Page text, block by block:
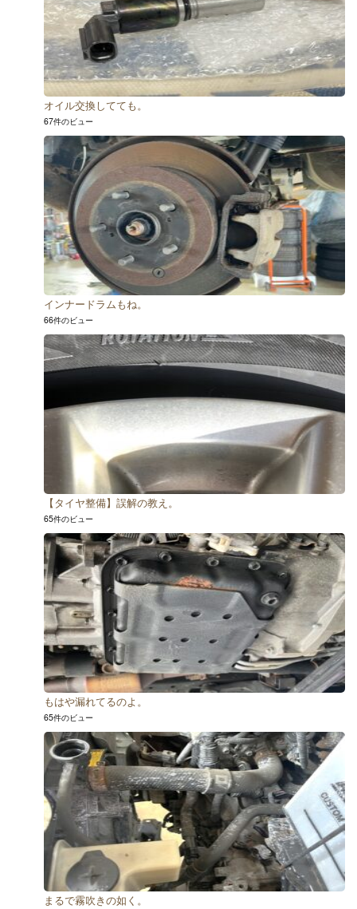
オイル交換してても。
67件のビュー
インナードラムもね。
66件のビュー
【タイヤ整備】誤解の教え。
65件のビュー
もはや漏れてるのよ。
65件のビュー
まるで霧吹きの如く。